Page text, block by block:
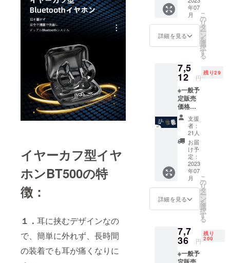
イヤーカフ型イヤ
ホンBT500の特
徴：
１． 耳に挟むデザインなの
で、簡単に外れず、長時間
の装着でも耳が痛くなりに
本体x1
充電
ケース
x1 ケー
ブルx1
取扱説
※包装サ
イズ：
9.5*11.
5*3.8c
m ※総重
量：
121g ※
ラー：
ホワイ
トとブ
ラック
※お届け
日より
6ヶ月
間、起
案者に
ます。
年07
月
詳細を見る
こ
の
リ
タ
ー
ン
を
選
択
す
る
7,5
12 円
残り29
※一般予
定販売
価格：
11,211
円の
33％OF
F 1セッ
ト内
容：
BT500
本体x1
充電
ケース
x1 ケー
ブルx1
取扱説
※包装サ
イズ：
9.5*11.
5*3.8c
支援
者：
21人
お届
け予
定：
2023
年07
月
詳細を見る
こ
の
リ
タ
ー
ン
を
選
択
す
る
7,7
36 円
残り
200
※一般予